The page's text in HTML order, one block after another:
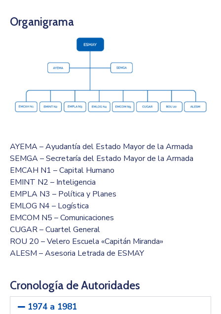
Organigrama
AYEMA – Ayudantía del Estado Mayor de la Armada
SEMGA – Secretaría del Estado Mayor de la Armada
EMCAH N1 – Capital Humano
EMINT N2 – Inteligencia
EMPLA N3 – Política y Planes
EMLOG N4 – Logística
EMCOM N5 – Comunicaciones
CUGAR – Cuartel General
ROU 20 – Velero Escuela «Capitán Miranda»
ALESM – Asesoria Letrada de ESMAY
Cronología de Autoridades
1974 a 1981